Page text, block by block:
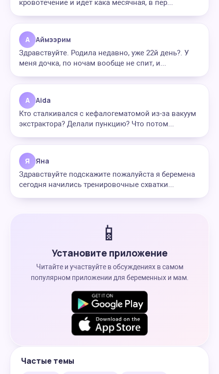
кровотечение и идет кака месячная, в пер...
А Аймээрим
Здравствуйте. Родила недавно, уже 22й день?. У
меня дочка, по ночам вообще не спит, и...
A Aida
Кто сталкивался с кефалогематомой из-за вакуум
экстрактора? Делали пункцию? Что потом...
Я Яна
Здравствуйте подскажите пожалуйста я беремена
сегодня начились тренировочные схватки...
📱
Установите приложение
Читайте и участвуйте в обсуждениях в самом
популярном приложении для беременных и мам.
Частые темы